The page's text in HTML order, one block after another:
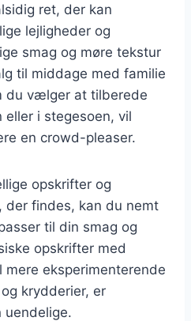
ret, der kan
lejligheder og
smag og møre tekstur
til middage med familie
du vælger at tilberede
eller i stegesoen, vil
en crowd-pleaser.
opskrifter og
der findes, kan du nemt
til din smag og
opskrifter med
mere eksperimenterende
krydderier, er